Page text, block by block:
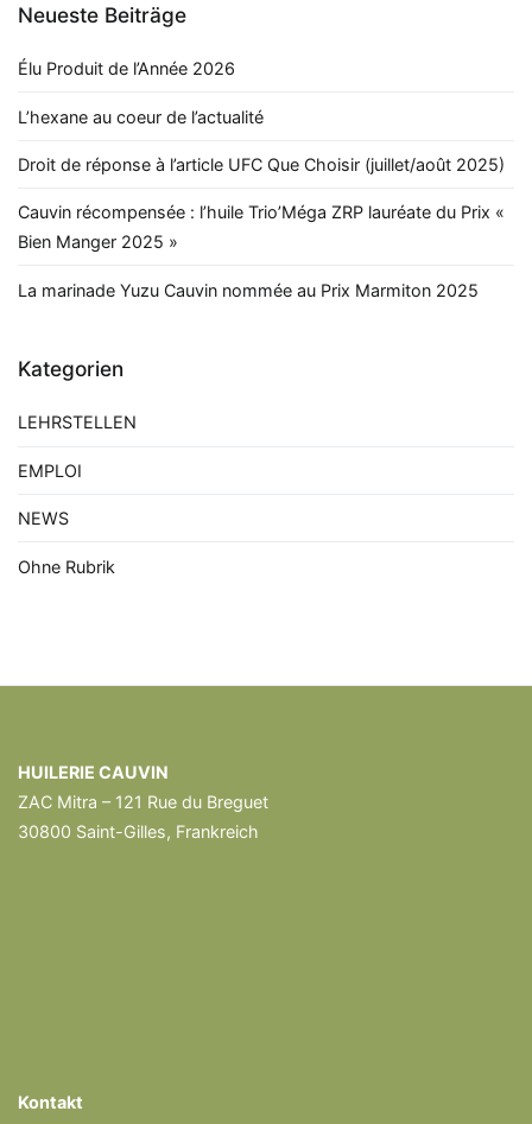
Neueste Beiträge
Élu Produit de l’Année 2026
L’hexane au coeur de l’actualité
Droit de réponse à l’article UFC Que Choisir (juillet/août 2025)
Cauvin récompensée : l’huile Trio’Méga ZRP lauréate du Prix «
Bien Manger 2025 »
La marinade Yuzu Cauvin nommée au Prix Marmiton 2025
Kategorien
LEHRSTELLEN
EMPLOI
NEWS
Ohne Rubrik
HUILERIE CAUVIN
ZAC Mitra – 121 Rue du Breguet
30800 Saint-Gilles, Frankreich
Kontakt